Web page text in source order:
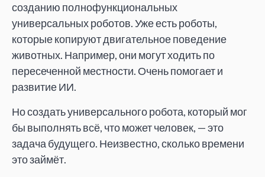
созданию полнофункциональных
универсальных роботов. Уже есть роботы,
которые копируют двигательное поведение
животных. Например, они могут ходить по
пересеченной местности. Очень помогает и
развитие ИИ.
Но создать универсального робота, который мог
бы выполнять всё, что может человек, — это
задача будущего. Неизвестно, сколько времени
это займёт.